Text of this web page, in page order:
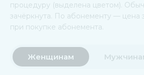
процедуру (выделена цветом).
зачёркнута. По абонементу — цена
при покупке абонемента.
Женщинам